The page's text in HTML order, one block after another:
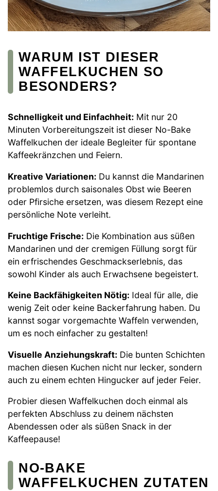
WARUM IST DIESER
WAFFELKUCHEN SO
BESONDERS?
Schnelligkeit und Einfachheit: Mit nur 20
Minuten Vorbereitungszeit ist dieser No-Bake
Waffelkuchen der ideale Begleiter für spontane
Kaffeekränzchen und Feiern.
Kreative Variationen: Du kannst die Mandarinen
problemlos durch saisonales Obst wie Beeren
oder Pfirsiche ersetzen, was diesem Rezept eine
persönliche Note verleiht.
Fruchtige Frische: Die Kombination aus süßen
Mandarinen und der cremigen Füllung sorgt für
ein erfrischendes Geschmackserlebnis, das
sowohl Kinder als auch Erwachsene begeistert.
Keine Backfähigkeiten Nötig: Ideal für alle, die
wenig Zeit oder keine Backerfahrung haben. Du
kannst sogar vorgemachte Waffeln verwenden,
um es noch einfacher zu gestalten!
Visuelle Anziehungskraft: Die bunten Schichten
machen diesen Kuchen nicht nur lecker, sondern
auch zu einem echten Hingucker auf jeder Feier.
Probier diesen Waffelkuchen doch einmal als
perfekten Abschluss zu deinem nächsten
Abendessen oder als süßen Snack in der
Kaffeepause!
NO-BAKE
WAFFELKUCHEN ZUTATEN